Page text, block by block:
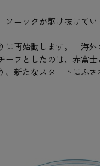
ニックが駆け抜けて
に再始動します。「海
ーフとしたのは、赤富
新たなスタートにふ